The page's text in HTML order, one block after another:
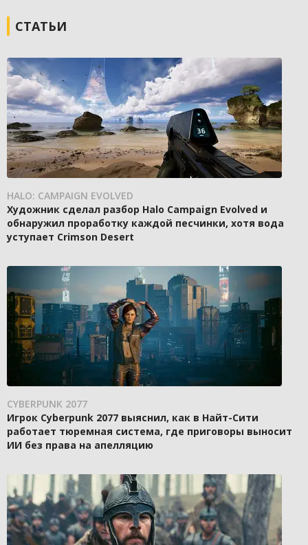
СТАТЬИ
HALO: CAMPAIGN EVOLVED
Художник сделал разбор Halo Campaign Evolved и
обнаружил проработку каждой песчинки, хотя вода
уступает Crimson Desert
CYBERPUNK 2077
Игрок Cyberpunk 2077 выяснил, как в Найт-Сити
работает тюремная система, где приговоры выносит
ИИ без права на апелляцию